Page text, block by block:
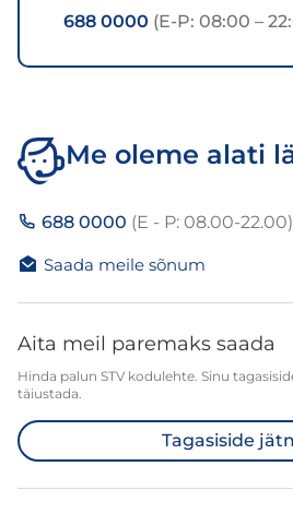
688 0000 (E-P: 08:00 –
Me oleme alati
688 0000 (E - P: 08.00-22.00)
Saada meile sõnum
Aita meil paremaks saada
Hinda palun STV kodulehte. Sinu
täiustada.
Tagasiside